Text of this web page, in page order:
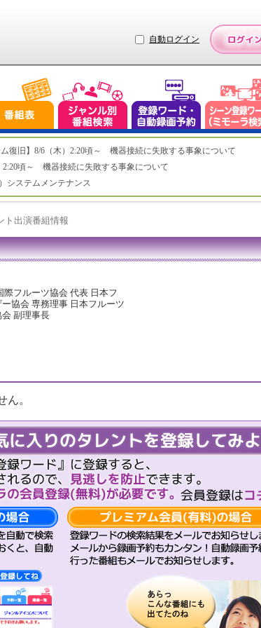
自動ログイン
ム復旧】8/6（木）2:20頃～ 機器接続に失敗する事象について
2:20頃～ 機器接続に失敗する事象について
システムメンテナンス
ト出演番組情報
際フルーツ協会 代表 日本フ
協会 専務理事 日本フルーツ
副理事長
ん。